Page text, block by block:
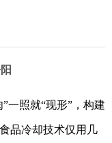
一照就“现形”，构建
品冷却技术仅用几